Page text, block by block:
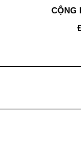
CỘNG